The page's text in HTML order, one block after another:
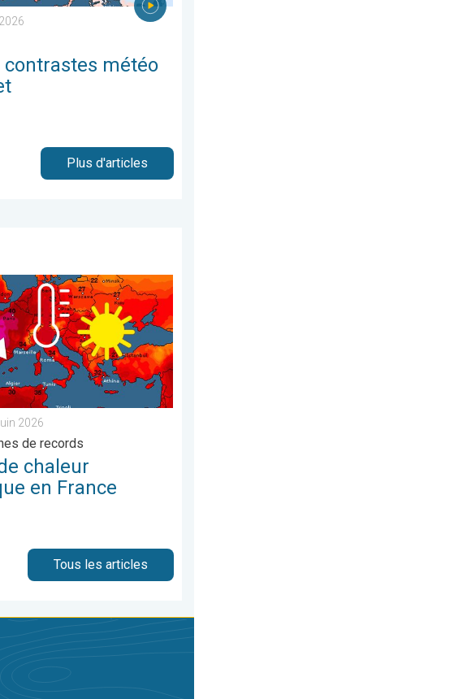
contrastes météo
Plus d'articles
mercure. . . samedi 13 juin 2026
historique en France. Des centaines de records. . . vendredi 26 juin 2026
2026
de records
chaleur
en France
Tous les articles